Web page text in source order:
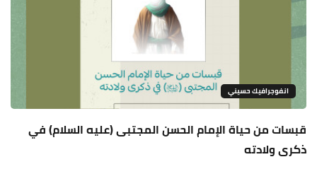
انفوجرافيك حسيني
قبسات من حياة الإمام الحسن المجتبى (عليه السلام) في
ذكرى ولادته